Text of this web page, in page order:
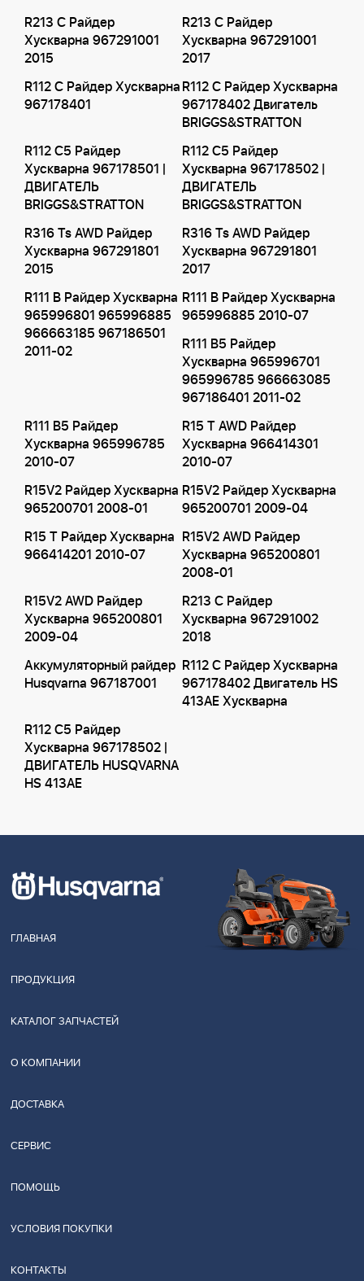
R213 C Райдер
Хускварна 967291001
2015
R213 C Райдер
Хускварна 967291001
2017
R112 C Райдер Хускварна
967178401
R112 C Райдер Хускварна
967178402 Двигатель
BRIGGS&STRATTON
R112 C5 Райдер
Хускварна 967178501 |
ДВИГАТЕЛЬ
BRIGGS&STRATTON
R112 C5 Райдер
Хускварна 967178502 |
ДВИГАТЕЛЬ
BRIGGS&STRATTON
R316 Ts AWD Райдер
Хускварна 967291801
2015
R316 Ts AWD Райдер
Хускварна 967291801
2017
R111 B Райдер Хускварна
965996801 965996885
966663185 967186501
2011-02
R111 B Райдер Хускварна
965996885 2010-07
R111 B5 Райдер
Хускварна 965996701
965996785 966663085
967186401 2011-02
R111 B5 Райдер
Хускварна 965996785
2010-07
R15 T AWD Райдер
Хускварна 966414301
2010-07
R15V2 Райдер Хускварна
965200701 2008-01
R15V2 Райдер Хускварна
965200701 2009-04
R15 T Райдер Хускварна
966414201 2010-07
R15V2 AWD Райдер
Хускварна 965200801
2008-01
R15V2 AWD Райдер
Хускварна 965200801
2009-04
R213 C Райдер
Хускварна 967291002
2018
Аккумуляторный райдер
Husqvarna 967187001
R112 C Райдер Хускварна
967178402 Двигатель HS
413AE Хускварна
R112 C5 Райдер
Хускварна 967178502 |
ДВИГАТЕЛЬ HUSQVARNA
HS 413AE
ГЛАВНАЯ
ПРОДУКЦИЯ
КАТАЛОГ ЗАПЧАСТЕЙ
О КОМПАНИИ
ДОСТАВКА
СЕРВИС
ПОМОЩЬ
УСЛОВИЯ ПОКУПКИ
КОНТАКТЫ